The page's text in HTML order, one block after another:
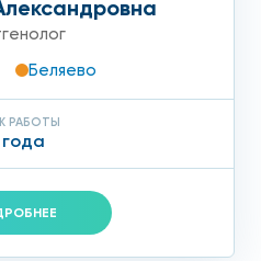
Беляево
РАБОТЫ